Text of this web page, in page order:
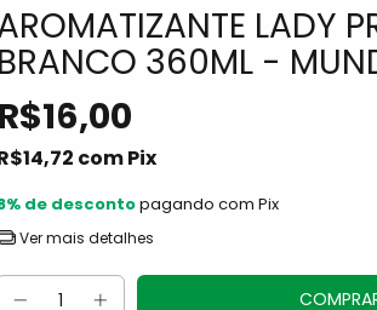
LADY
BRANCO 360ML -
R$16,00
comPix
de descontopagando com Pix
Ver mais detalhes